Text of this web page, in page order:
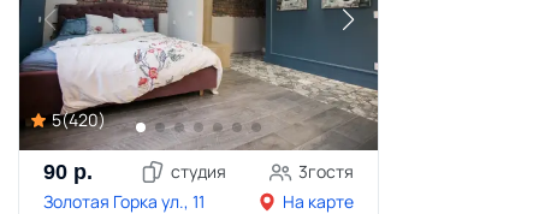
5(420)
90 р. студия 3гостя
Золотая Горка ул., 11
На карте